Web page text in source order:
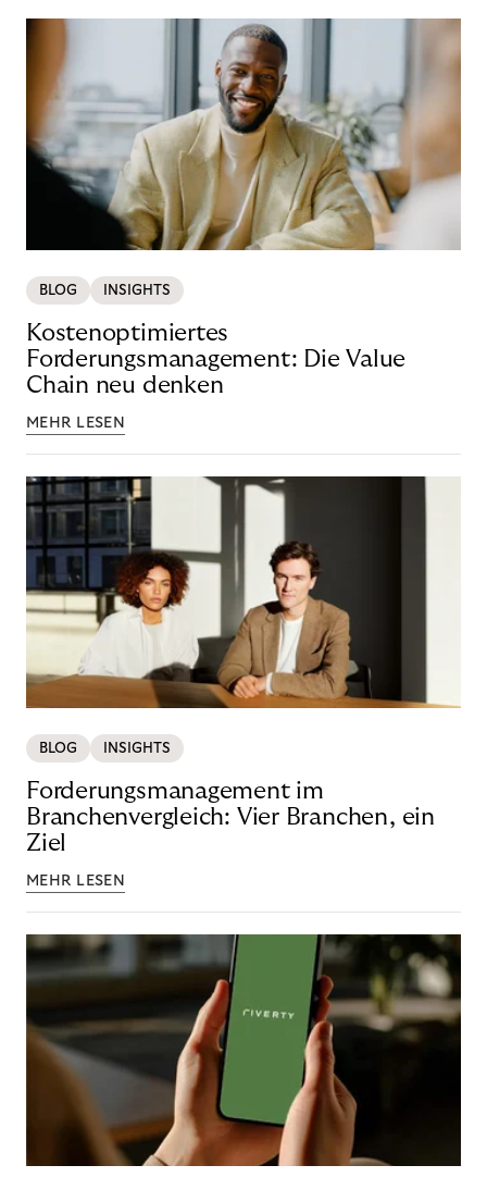
BLOG INSIGHTS
Kostenoptimiertes
Forderungsmanagement: Die Value
Chain neu denken
MEHR LESEN
BLOG INSIGHTS
Forderungsmanagement im
Branchenvergleich: Vier Branchen, ein
Ziel
MEHR LESEN